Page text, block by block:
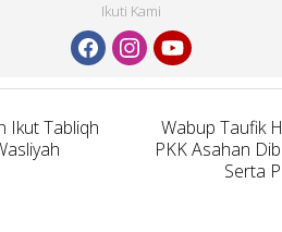
Ikuti Kami
Ikut Tabliqh
Wabup Taufik
PKK Asahan
Serta